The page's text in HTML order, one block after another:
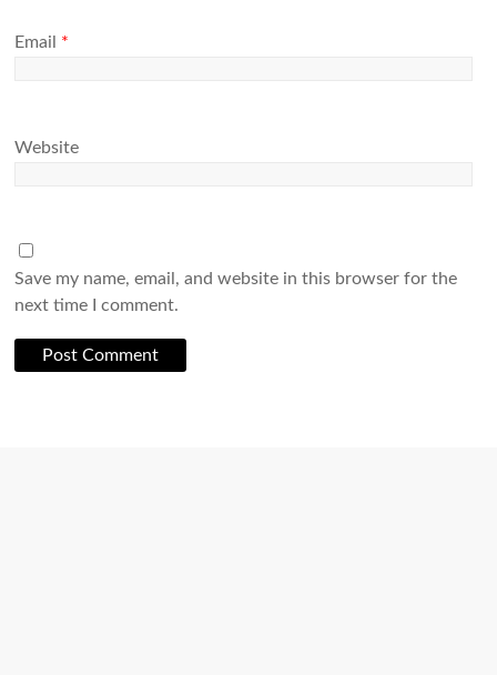
Email *
Website
Save my name, email, and website in this browser for the
next time I comment.